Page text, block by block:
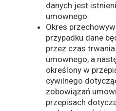
danych jest
umownego.
Okres
przypadku dane
przez czas
umownego, a
określony w
cywilnego
zobowiązań
przepisach